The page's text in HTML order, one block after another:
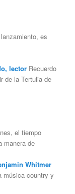
es
lectorRecuerdo
de la Tertulia de
el tiempo
manera de
Whitmer
música country y